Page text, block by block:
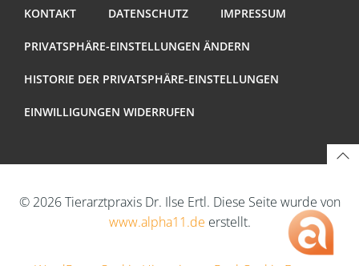
KONTAKT DATENSCHUTZ IMPRESSUM
PRIVATSPHÄRE-EINSTELLUNGEN ÄNDERN
HISTORIE DER PRIVATSPHÄRE-EINSTELLUNGEN
EINWILLIGUNGEN WIDERRUFEN
© 2026 Tierarztpraxis Dr. Ilse Ertl. Diese Seite wurde von
www.alpha11.de erstellt.